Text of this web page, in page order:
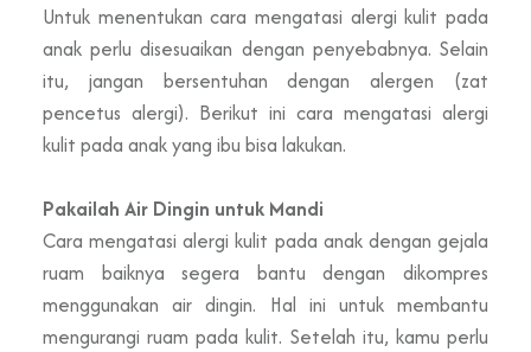
Untuk menentukan cara mengatasi alergi kulit pada
anak perlu disesuaikan dengan penyebabnya. Selain
itu, jangan bersentuhan dengan alergen (zat
pencetus alergi). Berikut ini cara mengatasi alergi
kulit pada anak yang ibu bisa lakukan.
Pakailah Air Dingin untuk Mandi
Cara mengatasi alergi kulit pada anak dengan gejala
ruam baiknya segera bantu dengan dikompres
menggunakan air dingin. Hal ini untuk membantu
mengurangi ruam pada kulit. Setelah itu, kamu perlu